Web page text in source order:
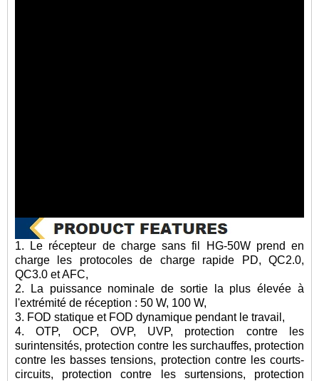
1. Le récepteur de charge sans fil HG-50W prend en
charge les protocoles de charge rapide PD, QC2.0,
QC3.0 et AFC,
2. La puissance nominale de sortie la plus élevée à
l'extrémité de réception : 50 W, 100 W,
3. FOD statique et FOD dynamique pendant le travail,
4. OTP, OCP, OVP, UVP, protection contre les
surintensités, protection contre les surchauffes, protection
contre les basses tensions, protection contre les courts-
circuits, protection contre les surtensions, protection